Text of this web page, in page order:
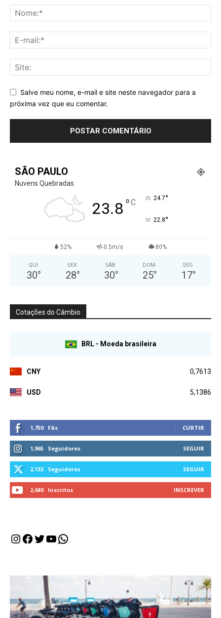
Salve meu nome, e-mail e site neste navegador para a
próxima vez que eu comentar.
SÃO PAULO
Nuvens Quebradas
23.8°C 24.7°
22.8°
52% 0.5m/s 80%
QUI
30°
SEX
28°
SÁB
30°
DOM
25°
SEG
17°
Cotações do Câmbio
BRL - Moeda brasileira
CNY 0,7613
USD 5,1386
1,750 Fãs CURTIR
1,965 Seguidores SEGUIR
2,133 Seguidores SEGUIR
2,680 Inscritos INSCREVER
Instagram
Facebook
Twitter
Youtube
WhatsApp